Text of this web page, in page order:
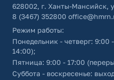
628002, г. Ханты-Мансийск,
8 (3467) 352800
Режим работы:
Понедельник - четверг: 9:00
14:00);
Пятница: 9:00 - 17:00
Суббота - воскресенье: